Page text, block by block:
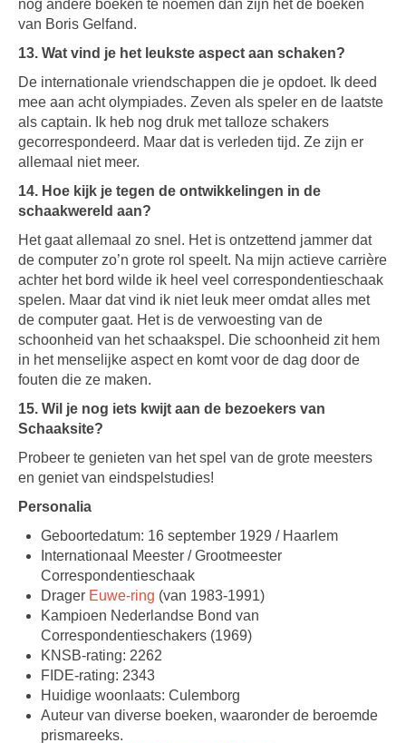
nog andere boeken te noemen dan zijn het de boeken
van Boris Gelfand.
13. Wat vind je het leukste aspect aan schaken?
De internationale vriendschappen die je opdoet. Ik deed
mee aan acht olympiades. Zeven als speler en de laatste
als captain. Ik heb nog druk met talloze schakers
gecorrespondeerd. Maar dat is verleden tijd. Ze zijn er
allemaal niet meer.
14. Hoe kijk je tegen de ontwikkelingen in de
schaakwereld aan?
Het gaat allemaal zo snel. Het is ontzettend jammer dat
de computer zo’n grote rol speelt. Na mijn actieve carrière
achter het bord wilde ik heel veel correspondentieschaak
spelen. Maar dat vind ik niet leuk meer omdat alles met
de computer gaat. Het is de verwoesting van de
schoonheid van het schaakspel. Die schoonheid zit hem
in het menselijke aspect en komt voor de dag door de
fouten die ze maken.
15. Wil je nog iets kwijt aan de bezoekers van
Schaaksite?
Probeer te genieten van het spel van de grote meesters
en geniet van eindspelstudies!
Personalia
Geboortedatum: 16 september 1929 / Haarlem
Internationaal Meester / Grootmeester
Correspondentieschaak
Drager Euwe-ring (van 1983-1991)
Kampioen Nederlandse Bond van
Correspondentieschakers (1969)
KNSB-rating: 2262
FIDE-rating: 2343
Huidige woonlaats: Culemborg
Auteur van diverse boeken, waaronder de beroemde
prismareeks.